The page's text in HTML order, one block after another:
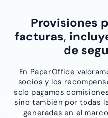
Provisiones
facturas,
de
En PaperOffice
socios y los
solo pagamos
sino también por todas
generadas en el